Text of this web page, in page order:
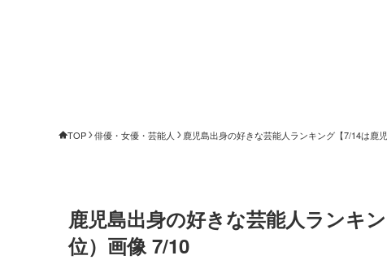
TOP 俳優・女優・芸能人 鹿児島出身の好きな芸能人ランキング【7/14は鹿
鹿児島出身の好きな芸能人ランキ
位）画像 7/10